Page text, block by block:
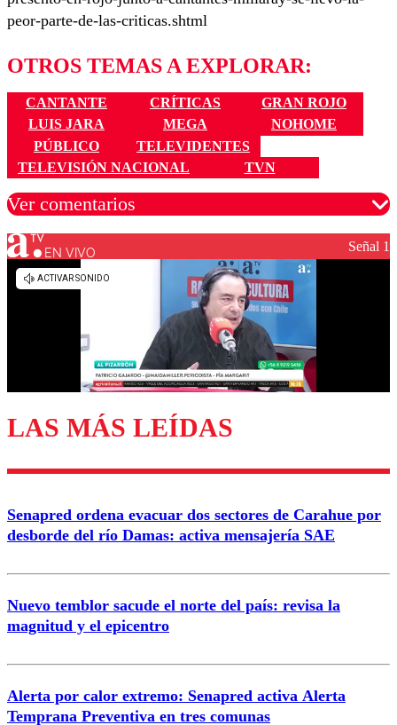
peor-parte-de-las-criticas.shtml
OTROS TEMAS A EXPLORAR:
CANTANTE CRÍTICAS
GRAN ROJO
LUIS JARA
MEGA
NOHOME
PÚBLICO
TELEVIDENTES
TELEVISIÓN NACIONAL
TVN
Ver comentarios
Los comentarios son moderados para garantizar un
diálogo respetuoso.
Enviar comentario
EN VIVO Señal 1
LAS MÁS LEÍDAS
Senapred ordena evacuar dos sectores de Carahue por
desborde del río Damas: activa mensajería SAE
Nuevo temblor sacude el norte del país: revisa la
magnitud y el epicentro
Alerta por calor extremo: Senapred activa Alerta
Temprana Preventiva en tres comunas